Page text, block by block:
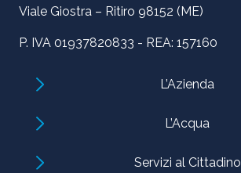
Viale Giostra – Ritiro 98152 (ME)
P. IVA 01937820833 - REA: 157160
L’Azienda
L’Acqua
Servizi al Cittadino